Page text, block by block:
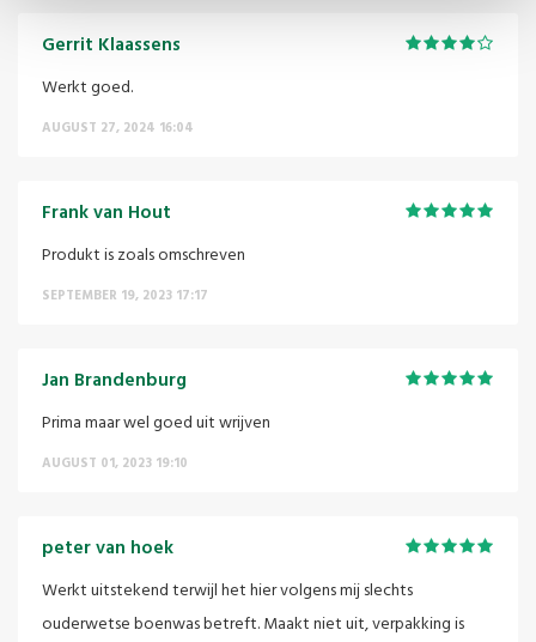
Gerrit Klaassens
Werkt goed.
AUGUST 27, 2024 16:04
Frank van Hout
Produkt is zoals omschreven
SEPTEMBER 19, 2023 17:17
Jan Brandenburg
Prima maar wel goed uit wrijven
AUGUST 01, 2023 19:10
peter van hoek
Werkt uitstekend terwijl het hier volgens mij slechts
ouderwetse boenwas betreft. Maakt niet uit, verpakking is